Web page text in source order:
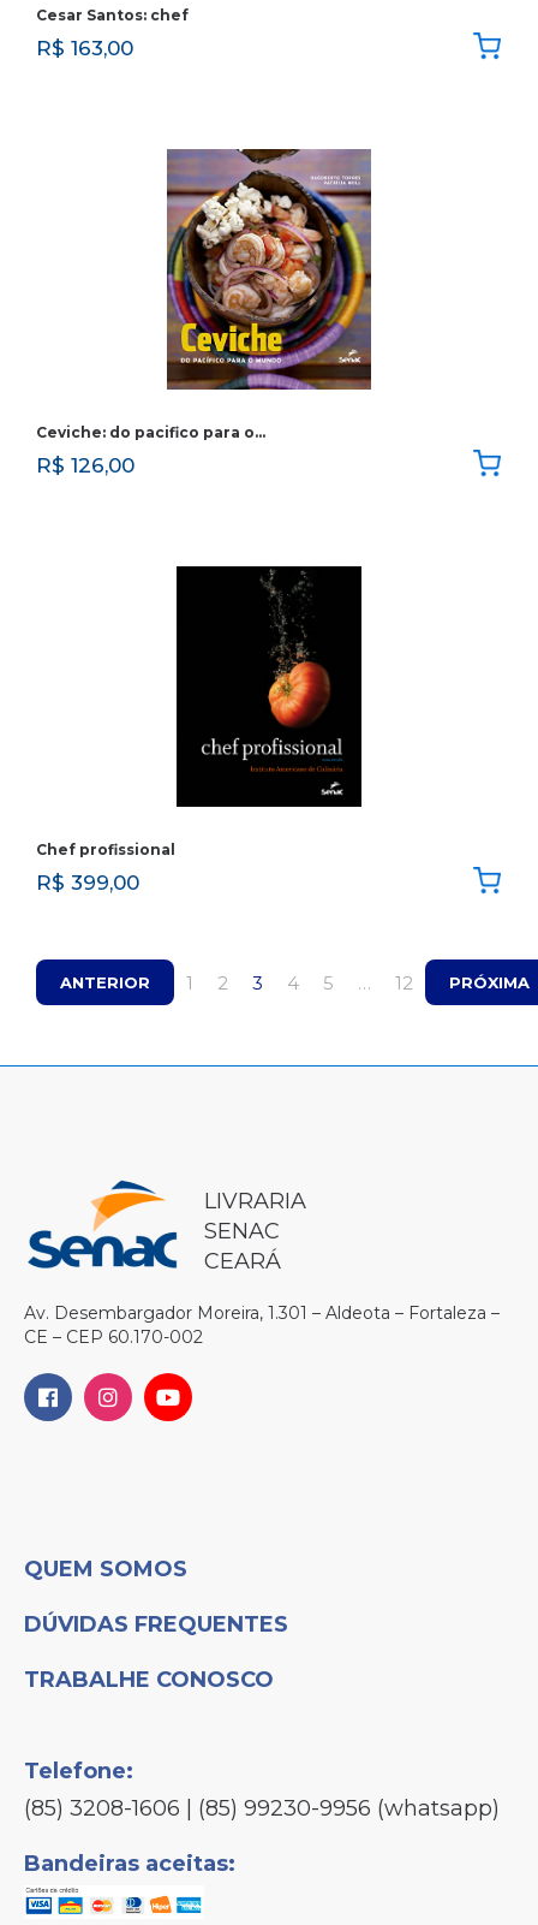
Cesar Santos: chef
R$ 163,00
Ceviche: do pacifico para o…
R$ 126,00
Chef profissional
R$ 399,00
ANTERIOR 1 2 3 4 5 … 12 PRÓXIMA
LIVRARIA
SENAC
CEARÁ
Av. Desembargador Moreira, 1.301 – Aldeota – Fortaleza –
CE – CEP 60.170-002
QUEM SOMOS
DÚVIDAS FREQUENTES
TRABALHE CONOSCO
Telefone:
(85) 3208-1606 | (85) 99230-9956 (whatsapp)
Bandeiras aceitas: